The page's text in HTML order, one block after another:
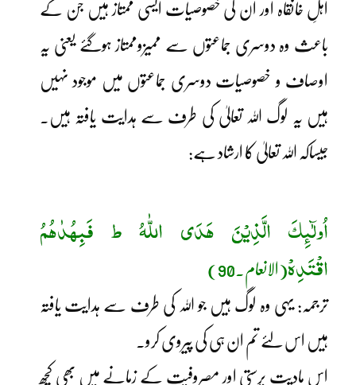
اہلِ خانقاہ اور ان کی خصوصیات ایسی ممتاز ہیں جن کے
باعث وہ دوسری جماعتوں سے ممیزوممتاز ہوگئے یعنی یہ
اوصاف و خصوصیات دوسری جماعتوں میں موجود نہیں
ہیں یہ لوگ اللہ تعالیٰ کی طرف سے ہدایت یافتہ ہیں۔
جیساکہ اللہ تعالیٰ کا ارشاد ہے:
اُولٰٓئِکَ الَّذِیْنَ ھَدَی اللّٰہُ ط فَبِھُدٰھُمُ
اقْتَدِہْ(الانعام۔90)
ترجمہ: یہی وہ لوگ ہیں جو اللہ کی طرف سے ہدایت یافتہ
ہیں اس لئے تم ان ہی کی پیروی کرو۔
اس مادیت پرستی اور مصروفیت کے زمانے میں بھی کچھ